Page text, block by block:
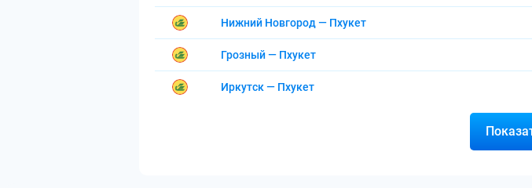
Нижний Новгород — Пхукет
Грозный — Пхукет
Иркутск — Пхукет